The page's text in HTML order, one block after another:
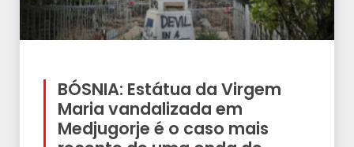
BÓSNIA: Estátua da Virgem
Maria vandalizada em
Medjugorje é o caso mais